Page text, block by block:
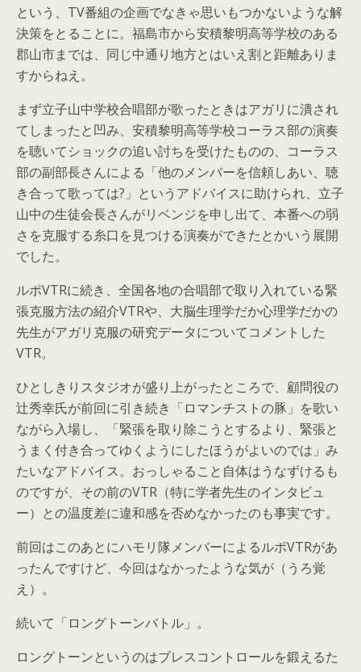
という、TV番組の企画でなきゃ思いもつかないような解
決策をとることに。福島市から安積黎明高等学校のある
郡山市までは、同じ中通り地方とはいえ割と距離ありま
すからねえ。
まず立子山中学校合唱部が歌ったときはアガリに潰され
てしまったと凹み、安積黎明高等学校コーラス部の演奏
を聴いてショックの追い討ちを受けたものの、コーラス
部の副部長さんによる「他のメンバーを信頼しあい、聴
き合って歌っては?」というアドバイスに助けられ、立子
山中の生徒会長さんがリベンジを申し出て、本番への弱
さを克服する糸口を見つける演奏ができたとかいう展開
でした。
ルポVTRに続き、全国各地の合唱部で取り入れている緊
張克服方法の紹介VTRや、大脳生理学だか心理学だかの
先生がアガリ克服の研究データについてコメントした
VTR。
ひとしきりスタジオが盛り上がったところで、顧問役の
辻秀幸氏が前回に引き続き「ロマンチストの豚」を歌い
ながら入場し、「緊張を取り除こうとするより、緊張と
うまく付き合ってゆくようにしたほうがよいのでは」み
たいなアドバイス。おっしゃること自体はうなずけるも
のですが、その前のVTR（特に学者先生のインタビュ
ー）との温度差に違和感を否めなかったのも事実です。
前回はこのあとにハモリ隊メンバーによるルポVTRがあ
ったんですけど、今回はなかったような気が（うろ覚
え）。
続いて「ロングトーンバトル」。
ロングトーンというのはブレスコントロールを鍛えるた